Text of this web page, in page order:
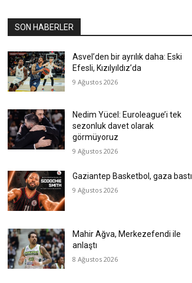
SON HABERLER
Asvel’den bir ayrılık daha: Eski
Efesli, Kızılyıldız’da
9 Ağustos 2026
Nedim Yücel: Euroleague’i tek
sezonluk davet olarak
görmüyoruz
9 Ağustos 2026
Gaziantep Basketbol, gaza bastı
9 Ağustos 2026
Mahir Ağva, Merkezefendi ile
anlaştı
8 Ağustos 2026